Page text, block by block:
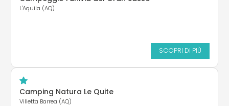
L'Aquila (AQ)
SCOPRI DI PIÙ
Camping Natura Le Quite
Villetta Barrea (AQ)